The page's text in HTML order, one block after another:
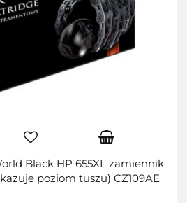
Black HP 655XL zamiennik
poziom tuszu) CZ109AE